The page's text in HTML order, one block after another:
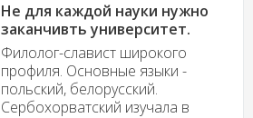
Не для каждой науки нужно
заканчивть университет.
Филолог-славист широкого
профиля. Основные языки -
польский, белорусский.
Сербохорватский изучала в